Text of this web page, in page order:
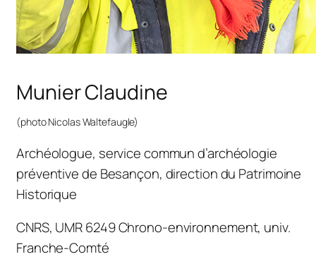
Munier Claudine
(photo Nicolas Waltefaugle)
Archéologue, service commun d’archéologie
préventive de Besançon, direction du Patrimoine
Historique
CNRS, UMR 6249 Chrono-environnement, univ.
Franche-Comté